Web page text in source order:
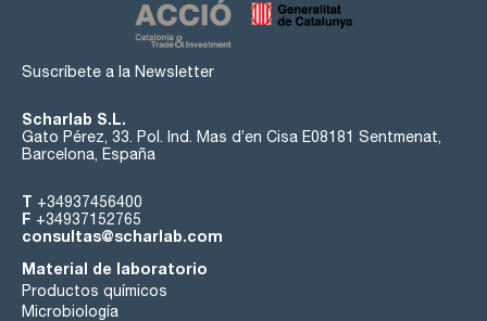
Suscríbete a la Newsletter
Scharlab S.L.
Gato Pérez, 33. Pol. Ind. Mas d’en Cisa E08181 Sentmenat,
Barcelona, España
T +34937456400
F +34937152765
consultas@scharlab.com
Material de laboratorio
Productos químicos
Microbiología